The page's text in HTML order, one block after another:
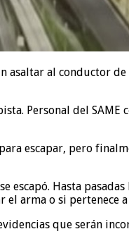
al conductor
Personal del
escapar, pero
Hasta
arma o si pertenece
que serán